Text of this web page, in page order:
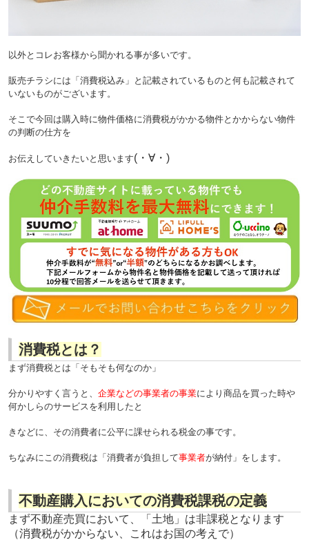
以外とコレお客様から聞かれる事が多いです。
販売チラシには「消費税込み」と記載されているものと何も記載されて
いないものがございます。
そこで今回は購入時に物件価格に消費税がかかる物件とかからない物件
の判断の仕方を
お伝えしていきたいと思います(・∀・)
消費税とは？
まず消費税とは「そもそも何なのか」
分かりやすく言うと、 企業などの事業者の事業により商品を買った時や
何かしらのサービスを利用したと
き などに、 その消費者に公平に課せられる税金の事です。
ちなみにこの消費税は「消費者が負担して事業者が納付」をします。
不動産購入においての消費税課税の定義
まず不動産売買において、「土地」は非課税となります
（消費税がかからない、これはお国の考えで）